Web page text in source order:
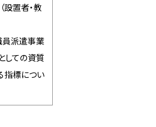
設置者・教
員派遣事業
しての資質
指標につい